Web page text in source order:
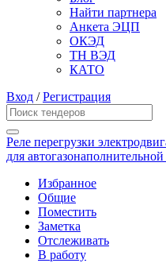
Найти партнера
Анкета ЭЦП
ОКЭД
ТН ВЭД
КАТО
Вход /Регистрация
Реле перегрузки
для
Избранное
Общие
Поместить
Заметка
Отслеживать
В работу